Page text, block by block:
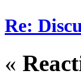
Re:
«